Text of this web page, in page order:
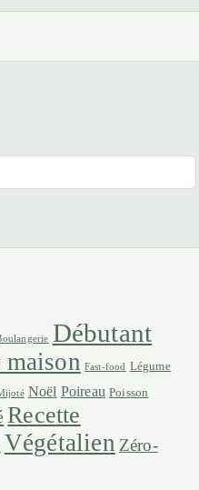
Débutant
maison Fast-food Légume
Noël Poireau Poisson
Recette
Végétalien Zéro-